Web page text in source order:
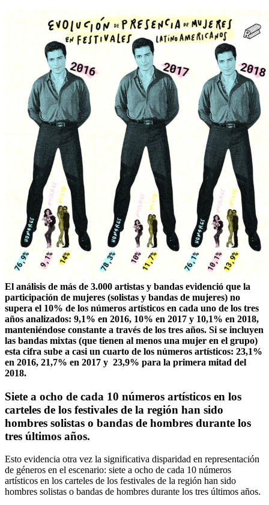
El análisis de más de 3.000 artistas y bandas evidenció que la
participación de mujeres (solistas y bandas de mujeres) no
supera el 10% de los números artísticos en cada uno de los tres
años analizados: 9,1% en 2016, 10% en 2017 y 10,1% en 2018,
manteniéndose constante a través de los tres años. Si se incluyen
las bandas mixtas (que tienen al menos una mujer en el grupo)
esta cifra sube a casi un cuarto de los números artísticos: 23,1%
en 2016, 21,7% en 2017 y 23,9% para la primera mitad del
2018.
Siete a ocho de cada 10 números artísticos en los
carteles de los festivales de la región han sido
hombres solistas o bandas de hombres durante los
tres últimos años.
Esto evidencia otra vez la significativa disparidad en representación
de géneros en el escenario: siete a ocho de cada 10 números
artísticos en los carteles de los festivales de la región han sido
hombres solistas o bandas de hombres durante los tres últimos años.